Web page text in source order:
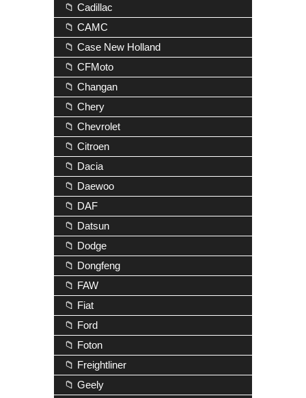
📁 Cadillac
📁 CAMC
📁 Case New Holland
📁 CFMoto
📁 Changan
📁 Chery
📁 Chevrolet
📁 Citroen
📁 Dacia
📁 Daewoo
📁 DAF
📁 Datsun
📁 Dodge
📁 Dongfeng
📁 FAW
📁 Fiat
📁 Ford
📁 Foton
📁 Freightliner
📁 Geely